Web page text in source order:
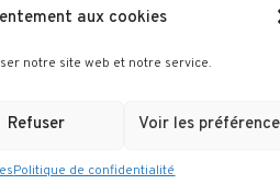
aux cookies
notre site web et notre service.
Refuser Voir les
Politique de confidentialité
cette